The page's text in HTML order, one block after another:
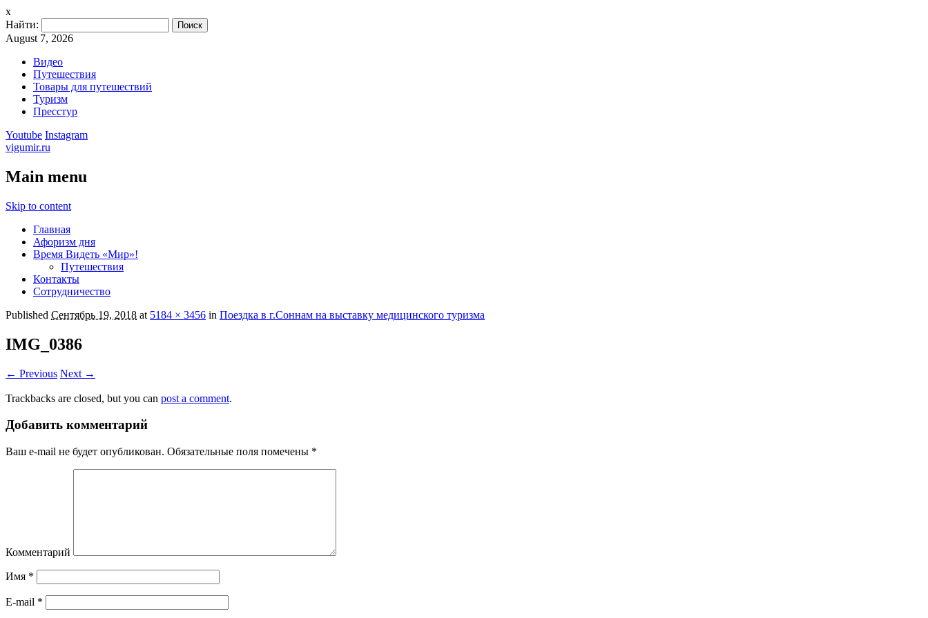
x
Найти:
August 7, 2026
Видео
Путешествия
Товары для путешествий
Туризм
Пресстур
Youtube Instagram
vigumir.ru
Main menu
Skip to content
Главная
Афоризм дня
Время Видеть «Мир»!
Путешествия
Контакты
Сотрудничество
Published Сентябрь 19, 2018 at 5184 × 3456 in Поездка в г.Соннам на выставку медицинского туризма
IMG_0386
← Previous Next →
Trackbacks are closed, but you can post a comment.
Добавить комментарий
Ваш e-mail не будет опубликован. Обязательные поля помечены *
Комментарий
Имя *
E-mail *